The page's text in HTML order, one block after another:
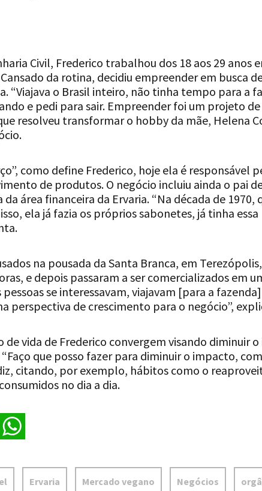
Civil, Frederico trabalhou dos 18 aos 29 anos
da rotina, decidiu empreender em busca
“Viajava o Brasil inteiro, não tinha tempo para a
e pedi para sair. Empreender foi um projeto de
resolveu transformar o hobby da mãe, Helena
como define Frederico, hoje ela é responsável
de produtos. O negócio incluiu ainda o pai
da área financeira da Ervaria. “Na década de 1970,
ela já fazia os próprios sabonetes, já tinha essa
na pousada da Santa Branca, em
e depois passaram a ser comercializados em
pessoas se interessavam, viajavam [para a
perspectiva de crescimento para o negócio”,
de vida de Frederico convergem visando diminuir
que posso fazer para diminuir o impacto,
citando, por exemplo, hábitos como o
no dia a dia.
LinkedIn
Ervaria Mercado vegano Negócios